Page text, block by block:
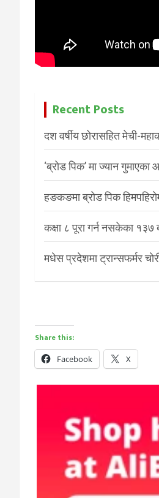
Recent Posts
दश वर्षीय छोरासहित मेची-
‘ब्रोड पिक’ मा ज्यान
हङकङमा ब्रोड पिक
कक्षा ८ पूरा गर्न नसकेका १३७
मधेस प्रदेशमा ट्रान्सफर्मर
Share this:
Facebook X